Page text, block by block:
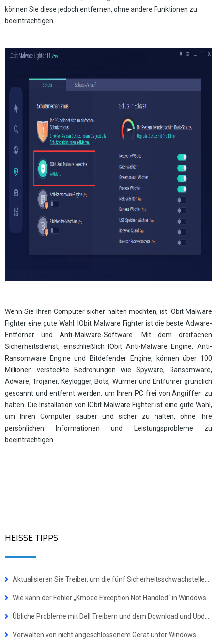
können Sie diese jedoch entfernen, ohne andere Funktionen zu
beeinträchtigen.
Wenn Sie Ihren Computer sicher halten möchten, ist IObit Malware
Fighter eine gute Wahl. IObit Malware Fighter ist die beste Adware-
Entferner und Anti-Malware-Software. Mit dem dreifachen
Sicherheitsdienst, einschließlich IObit Anti-Malware Engine, Anti-
Ransomware Engine und Bitdefender Engine, können über 100
Millionen versteckte Bedrohungen wie Spyware, Ransomware,
Adware, Trojaner, Keylogger, Bots, Würmer und Entführer gründlich
gescannt und entfernt werden. um Ihren PC frei von Angriffen zu
halten. Die Installation von IObit Malware Fighter ist eine gute Wahl,
um Ihren Computer sauber und sicher zu halten, ohne Ihre
persönlichen Informationen und Leistungsprobleme zu
beeinträchtigen.
HEISSE TIPPS
Verwalten von nicht angeschlossenem Gerät unter Windows